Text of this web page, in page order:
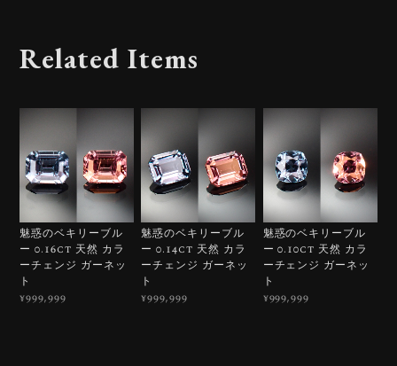
Related Items
魅惑のベキリーブル
ー 0.16ct 天然 カラ
ーチェンジ ガーネッ
ト
¥999,999
魅惑のベキリーブル
ー 0.14ct 天然 カラ
ーチェンジ ガーネッ
ト
¥999,999
魅惑のベキリーブル
ー 0.10ct 天然 カラ
ーチェンジ ガーネッ
ト
¥999,999